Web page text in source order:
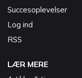
Succesoplevelser
Log ind
RSS
LÆR MERE